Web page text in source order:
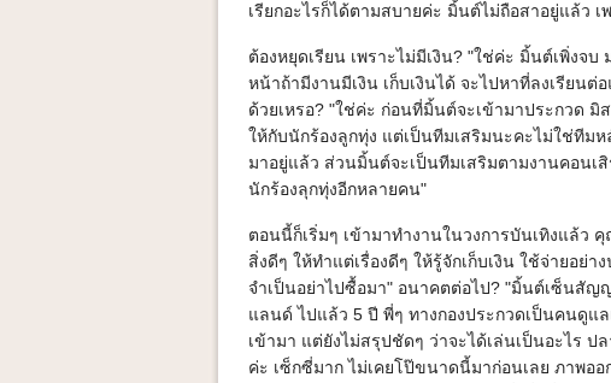
เรียกอะไรก็ได้ตามสบายค่ะ มิ้นต์ไม่ถือสาอยู่แล้ว เ
ต้องหยุดเรียน เพราะไม่มีเงิน? "ใช่ค่ะ มิ้นต์เพิ่งจ
หน้าถ้ามีงานมีเงิน เก็บเงินได้ จะไปหาที่ลงเรียน
ด้วยเหรอ? "ใช่ค่ะ ก่อนที่มิ้นต์จะเข้ามาประกวด มิ
ให้กับนักร้องลูกทุ่ง แต่เป็นทีมเสริมนะคะไม่ใช่ทีมห
มาอยู่แล้ว ส่วนมิ้นต์จะเป็นทีมเสริมตามงานคอนเ
นักร้องลุกทุ่งอีกหลายคน"
ตอนนี้ก็เริ่มๆ เข้ามาทำงานในวงการบันเทิงแล้ว
สิ่งดีๆ ให้ทำแต่เรื่องดีๆ ให้รู้จักเก็บเงิน ใช้จ่ายอย่
จำเป็นอย่าไปซื้อมา" อนาคตต่อไป? "มิ้นต์เซ็นสัญ
แลนด์ ไปแล้ว 5 ปี พี่ๆ ทางกองประกวดเป็นคนดู
เข้ามา แต่ยังไม่สรุปชัดๆ ว่าจะได้เล่นเป็นอะไร
ค่ะ เซ็กซี่มาก ไม่เคยโป๊ขนาดนี้มาก่อนเลย ภาพอ